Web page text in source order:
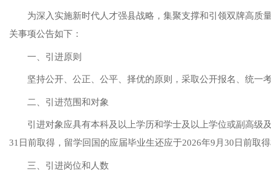
为深入 实施新时代人才强县战略，集聚支撑和引领双牌高质
关事项公告如下：
一、引进原则
坚持公开、公正、公平、择优的原则，采取公开报名、统一
二 、引进范围和对象
引进对象应具有本科及以上学历和学士及以上学位或副高级
31日前取得， 留学回国的应届毕业生还应于2026年9月30日前取
三 、引进岗位和 人数